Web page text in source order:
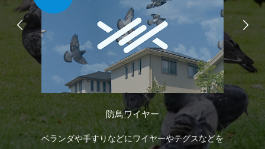
防鳥ワイヤー
ベランダや手すりなどにワイヤーやテグスなどを